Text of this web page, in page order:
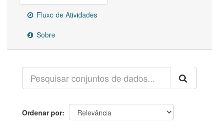
Fluxo de Atividades
Sobre
Ordenar por